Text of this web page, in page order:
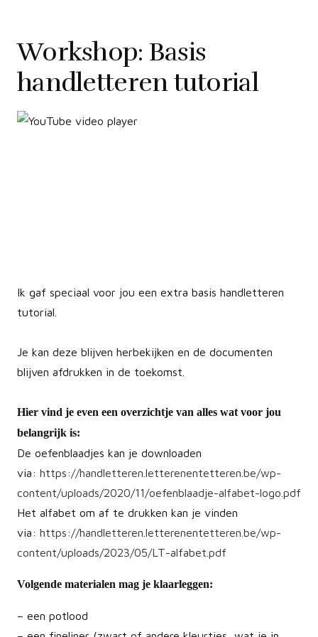
Workshop: Basis
handletteren tutorial
Ik gaf speciaal voor jou een extra basis handletteren
tutorial.
Je kan deze blijven herbekijken en de documenten
blijven afdrukken in de toekomst.
Hier vind je even een overzichtje van alles wat voor jou
belangrijk is:
De oefenblaadjes kan je downloaden
via: https://handletteren.letterenentetteren.be/wp-
content/uploads/2020/11/oefenblaadje-alfabet-logo.pdf
Het alfabet om af te drukken kan je vinden
via: https://handletteren.letterenentetteren.be/wp-
content/uploads/2023/05/LT-alfabet.pdf
Volgende materialen mag je klaarleggen:
– een potlood